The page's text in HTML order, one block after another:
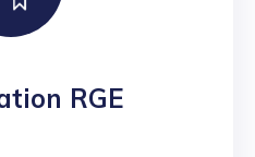
RGE